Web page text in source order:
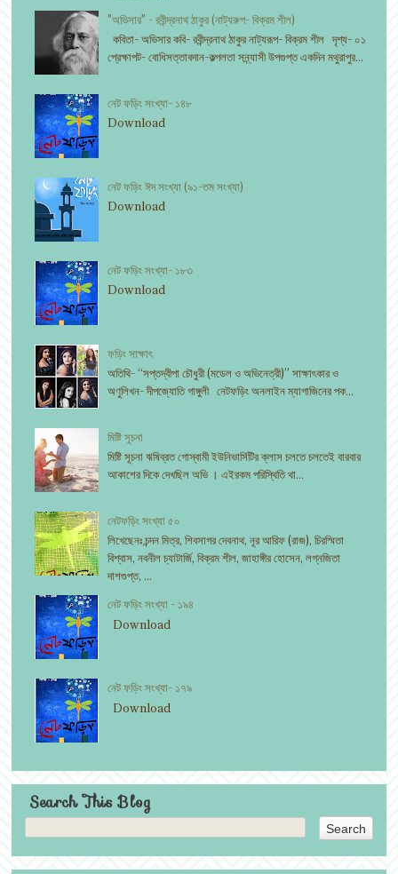
"অভিসার" - রবীন্দ্রনাথ ঠাকুর (নাট্যরুপ- বিক্রম শীল)
কবিতা- অভিসার কবি- রবীন্দ্রনাথ ঠাকুর নাট্যরূপ- বিক্রম শীল দৃশ্য- ০১
প্রেক্ষাপট- বোধিসত্তাবদান-কল্পলতা সন্ন্যাসী উপগুপ্ত একদিন মথুরাপুর...
নেট ফড়িং সংখ্যা- ১৪৮
Download
নেট ফড়িং ঈদ সংখ্যা (৯১-তম সংখ্যা)
Download
নেট ফড়িং সংখ্যা- ১৮৩
Download
ফড়িং সাক্ষাৎ
অতিথি- “সপ্তদ্বীপা চৌধুরী (মডেল ও অভিনেত্রী)” সাক্ষাৎকার ও
অণুলিখন- দীপজ্যোতি গাঙ্গুলী নেটফড়িং অনলাইন ম্যাগাজিনের পক...
মিষ্টি সূচনা
মিষ্টি সূচনা ঋষিব্রত গোস্বামী ইউনিভার্সিটির ক্লাস চলতে চলতেই বারবার
আকাশের দিকে দেখছিল অভি । এইরকম পরিস্থিতি থা...
নেটফড়িং সংখ্যা ৫০
লিখেছেনঃ চন্দন মিত্র, শিবসাগর দেবনাথ, নূর আরিফ (রাজ), চিরস্মিতা
বিশ্বাস, নবনীল চ্যাটার্জি, বিক্রম শীল, জাহাঙ্গীর হোসেন, লগ্নজিতা
দাশগুপ্ত, ...
নেট ফড়িং সংখ্যা - ১৯৪
Download
নেট ফড়িং সংখ্যা- ১৭৯
Download
Search This Blog